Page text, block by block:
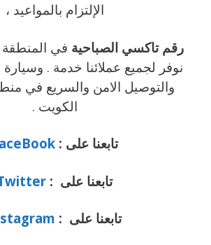
الإلتزام بالمواعيد ،
رقم تاكسي الصباحية في
نوفر لجميع عملائنا خدمة . وسيارة
والتوصيل الامن والسريع في
الكويت .
تابعنا على :
تابعنا على :
تابعنا على :